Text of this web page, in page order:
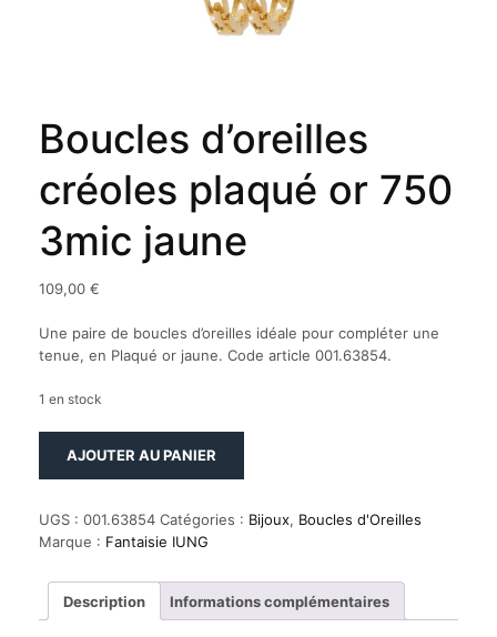
Boucles d’oreilles
créoles plaqué or 750
3mic jaune
109,00 €
Une paire de boucles d’oreilles idéale pour compléter une
tenue, en Plaqué or jaune. Code article 001.63854.
1 en stock
créoles
plaqué
750
3mic
AJOUTER AU PANIER
UGS : 001.63854 Catégories : Bijoux, Boucles d'Oreilles
Marque : Fantaisie IUNG
Description Informations complémentaires